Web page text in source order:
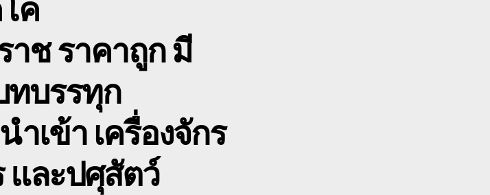
บรรทุก
ของ
ค
าชราคาถูก มี
ทบรรทุก
ำเข้า เครื่องจักร
และปศุสัตว์